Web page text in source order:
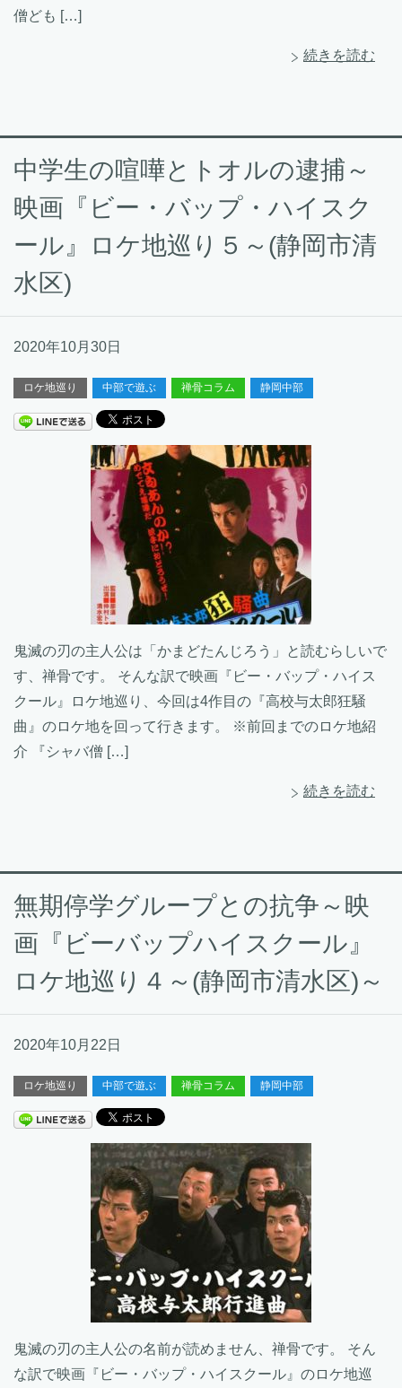
僧ども […]
続きを読む
中学生の喧嘩とトオルの逮捕～
映画『ビー・バップ・ハイスク
ール』ロケ地巡り５～(静岡市清
水区)
2020年10月30日
ロケ地巡り 中部で遊ぶ 禅骨コラム 静岡中部
鬼滅の刃の主人公は「かまどたんじろう」と読むらしいで
す、禅骨です。 そんな訳で映画『ビー・バップ・ハイス
クール』ロケ地巡り、今回は4作目の『高校与太郎狂騒
曲』のロケ地を回って行きます。 ※前回までのロケ地紹
介 『シャバ僧 […]
続きを読む
無期停学グループとの抗争～映
画『ビーバップハイスクール』
ロケ地巡り４～(静岡市清水区)～
2020年10月22日
ロケ地巡り 中部で遊ぶ 禅骨コラム 静岡中部
鬼滅の刃の主人公の名前が読めません、禅骨です。 そん
な訳で映画『ビー・バップ・ハイスクール』のロケ地巡